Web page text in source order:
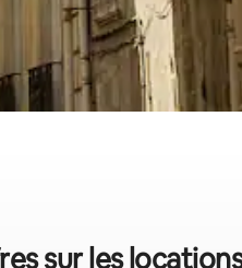
sur les